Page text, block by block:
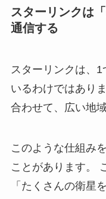
スターリンクは
通信する
スターリンクは、
いるわけではあり
合わせて、広い地
このような仕組み
ことがあります。
「たくさんの衛星